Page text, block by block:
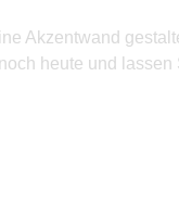
Akzentwand
heute und lassen